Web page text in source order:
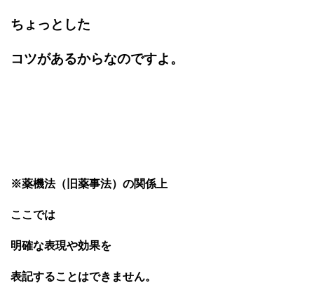
ちょっとした
コツがあるからなのですよ。
※薬機法（旧薬事法）の関係上
ここでは
明確な表現や効果を
表記することはできません。